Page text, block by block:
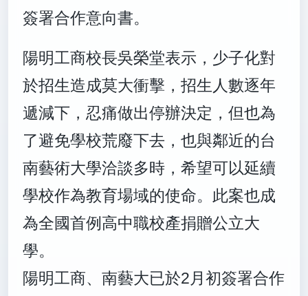
簽署合作意向書。
陽明工商校長吳榮堂表示，少子化對
於招生造成莫大衝擊，招生人數逐年
遞減下，忍痛做出停辦決定，但也為
了避免學校荒廢下去，也與鄰近的台
南藝術大學洽談多時，希望可以延續
學校作為教育場域的使命。此案也成
為全國首例高中職校產捐贈公立大
學。
陽明工商、南藝大已於2月初簽署合作